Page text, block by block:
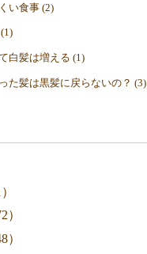
い食事 (2)
白髪は増える (1)
た髪は黒髪に戻らないの？ (3)
）
）